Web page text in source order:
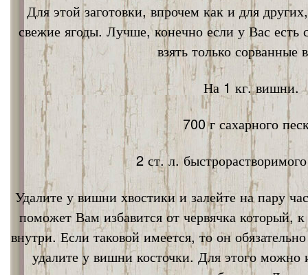
Для этой заготовки, впрочем как и для
свежие ягоды. Лучше, конечно если у Вас
взять только сорванные
На 1 кг. вишни.
700 г сахарного
2 ст. л.
Удалите у вишни хвостики и залейте на пару
поможет Вам избавится от червячка который,
внутри. Если таковой имеется, то он
удалите у вишни косточки. Для этого можно